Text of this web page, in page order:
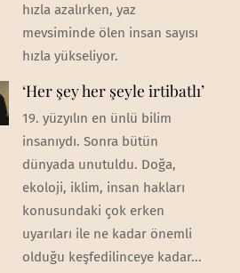
hızla azalırken, yaz
mevsiminde ölen insan sayısı
hızla yükseliyor.
‘Her şey her şeyle irtibatlı’
19. yüzyılın en ünlü bilim
insanıydı. Sonra bütün
dünyada unutuldu. Doğa,
ekoloji, iklim, insan hakları
konusundaki çok erken
uyarıları ile ne kadar önemli
olduğu keşfedilinceye kadar...